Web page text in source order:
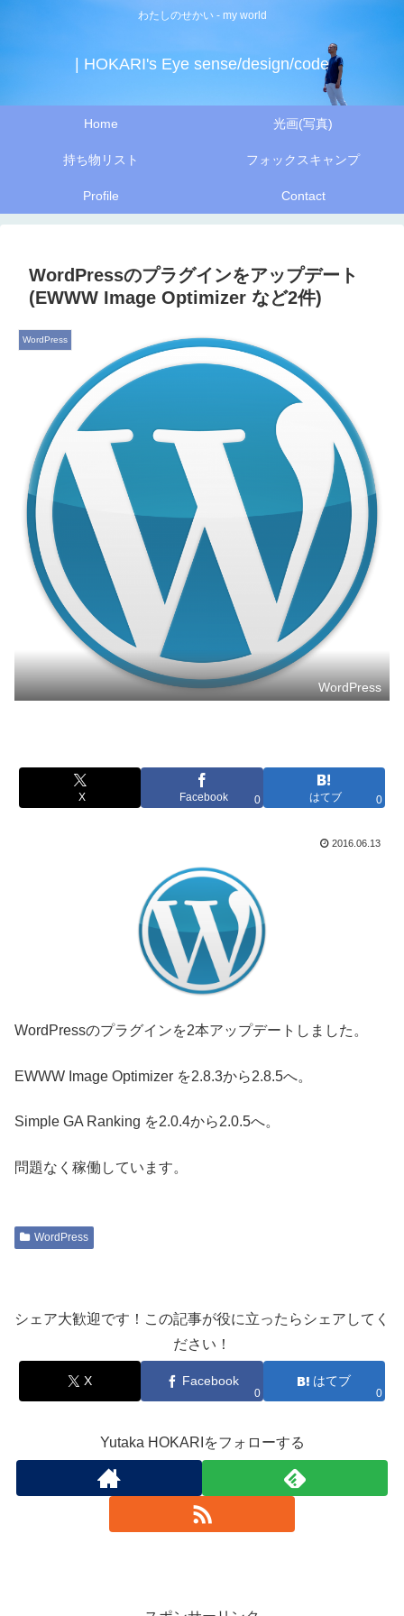
わたしのせかい - my world
| HOKARI's Eye sense/design/code
Home 光画(写真)
持ち物リスト フォックスキャンプ
Profile Contact
WordPressのプラグインをアップデート
(EWWW Image Optimizer など2件)
WordPress
WordPress
X Facebook 0 はてブ 0
2016.06.13
WordPressのプラグインを2本アップデートしました。
EWWW Image Optimizer を2.8.3から2.8.5へ。
Simple GA Ranking を2.0.4から2.0.5へ。
問題なく稼働しています。
WordPress
シェア大歓迎です！この記事が役に立ったらシェアしてく
ださい！
X Facebook
0
はてブ
0
Yutaka HOKARIをフォローする